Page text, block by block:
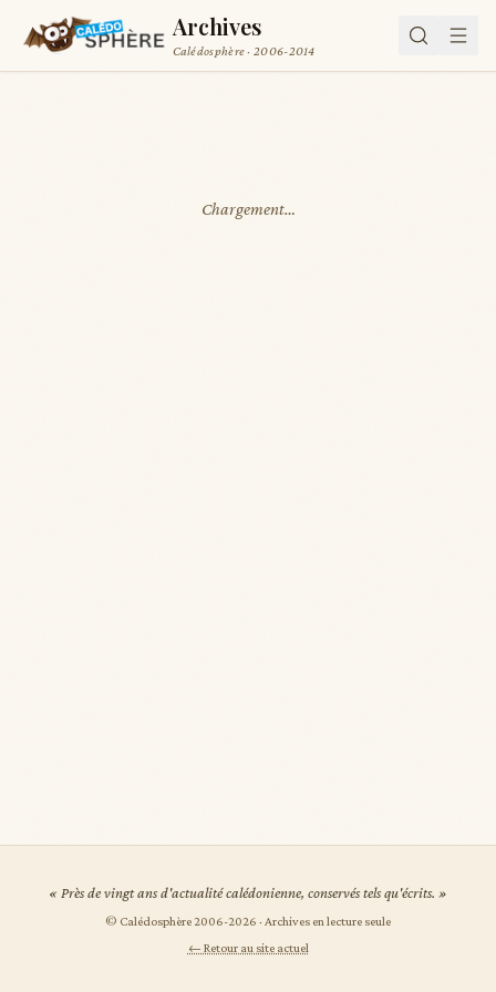
Archives
Calédosphère · 2006-2014
Chargement…
« Près de vingt ans d'actualité calédonienne, conservés tels qu'écrits. »
© Calédosphère 2006-2026 · Archives en lecture seule
← Retour au site actuel